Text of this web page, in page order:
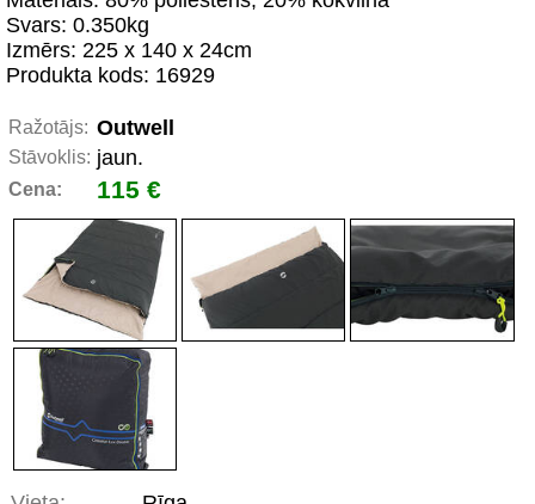
Svars: 0.350kg
Izmērs: 225 x 140 x 24cm
Produkta kods: 16929
Ražotājs: Outwell
Stāvoklis: jaun.
Cena: 115 €